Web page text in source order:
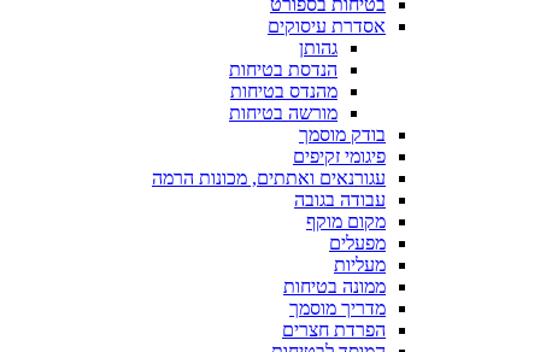
בטיחות בספורט
אסדרת עיסוקים
גהותן
הנדסת בטיחות
מהנדס בטיחות
מורשה בטיחות
בודק מוסמך
פיגומי זקיפים
עגורנאים ואתתים, מכונות הרמה
עבודה בגובה
מקום מוקף
מפעלים
מעליות
ממונה בטיחות
מדריך מוסמך
הפרדת חצרים